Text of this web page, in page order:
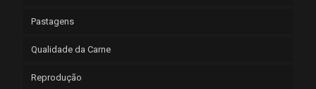
Pastagens
Qualidade da Carne
Reprodução